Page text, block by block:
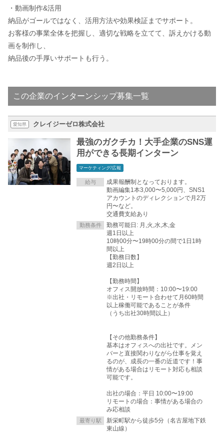
・動画制作&活用
納品がゴールではなく、活用方法や効果検証までサポート。
お客様の事業全体を把握し、適切な戦略を立てて、訴えかける動
画を制作し、
納品後の手厚いサポートも行う。
この企業のインターンシップ募集一覧
愛知県 クレイジーゼロ株式会社
最強のガクチカ！大手企業のSNS運
用ができる長期インターン
マーケティング/広報
給与
成果報酬制となっております。
動画編集1本3,000〜5,000円、SNS1
アカウントのディレクションで月2万
円〜など。
交通費支給あり
勤務条件
勤務可能日: 月,火,水,木,金
週1日以上
10時00分〜19時00分の間で1日1時
間以上
【勤務日数】
週2日以上
【勤務時間】
オフィス開放時間：10:00〜19:00
※出社・リモート合わせて月60時間
以上稼働可能であることが条件
（うち出社30時間以上）
【その他勤務条件】
基本はオフィスへの出社です。メン
バーと直接関わりながら仕事を覚え
るのが、成長の一番の近道です！事
情がある場合はリモート対応も相談
可能です。
出社の場合：平日 10:00〜19:00
リモートの場合：事情がある場合の
み応相談
最寄り駅
新栄町駅から徒歩5分（名古屋地下鉄
東山線）